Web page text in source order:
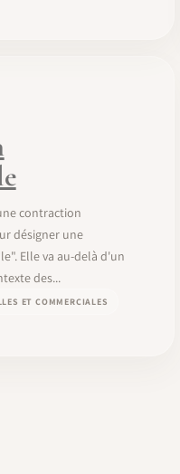
contraction
désigner une
Elle va au-delà d'un
des...
ET COMMERCIALES